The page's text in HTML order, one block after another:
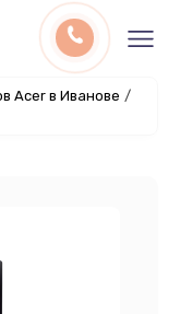
Acer в Иванове /